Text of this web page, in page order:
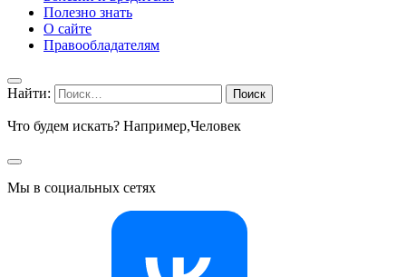
Полезно знать
О сайте
Правообладателям
Найти:
Что будем искать? Например,Человек
Мы в социальных сетях